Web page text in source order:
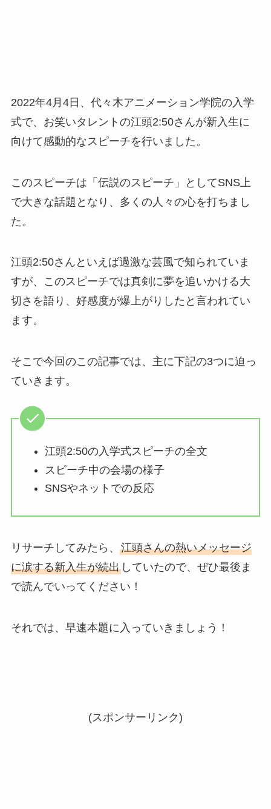
2022年4月4日、代々木アニメーション学院の入学
式で、お笑いタレントの江頭2:50さんが新入生に
向けて感動的なスピーチを行いました。
このスピーチは「伝説のスピーチ」としてSNS上
で大きな話題となり、多くの人々の心を打ちまし
た。
江頭2:50さんといえば過激な芸風で知られていま
すが、このスピーチでは真剣に夢を追いかける大
切さを語り、好感度が爆上がりしたと言われてい
ます。
そこで今回のこの記事では、主に下記の3つに迫っ
ていきます。
江頭2:50の入学式スピーチの全文
スピーチ中の会場の様子
SNSやネットでの反応
リサーチしてみたら、 江頭さんの熱いメッセージ
に涙する新入生が続出していたので、ぜひ最後ま
で読んでいってください！
それでは、早速本題に入っていきましょう！
(スポンサーリンク)